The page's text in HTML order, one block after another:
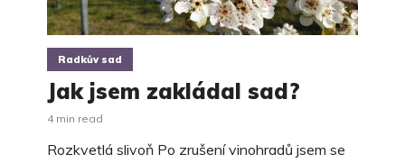
Radkův sad
Jak jsem zakládal sad?
4 min read
Rozkvetlá slivoň Po zrušení vinohradů jsem se